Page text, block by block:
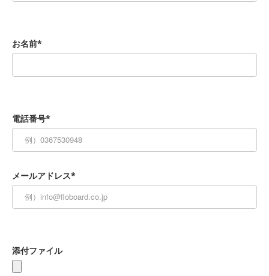
お名前*
電話番号*
メールアドレス*
添付ファイル